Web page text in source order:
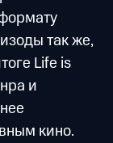
так же,
Life is
и
кино.